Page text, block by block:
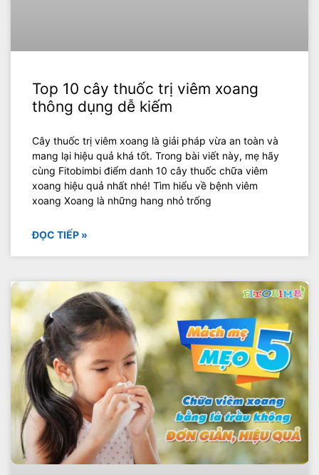
Top 10 cây thuốc trị viêm xoang
thông dụng dễ kiếm
Cây thuốc trị viêm xoang là giải pháp vừa an toàn và
mang lại hiệu quả khá tốt. Trong bài viết này, mẹ hãy
cùng Fitobimbi điểm danh 10 cây thuốc chữa viêm
xoang hiệu quả nhất nhé! Tìm hiểu về bệnh viêm
xoang Xoang là những hang nhỏ trống
ĐỌC TIẾP »